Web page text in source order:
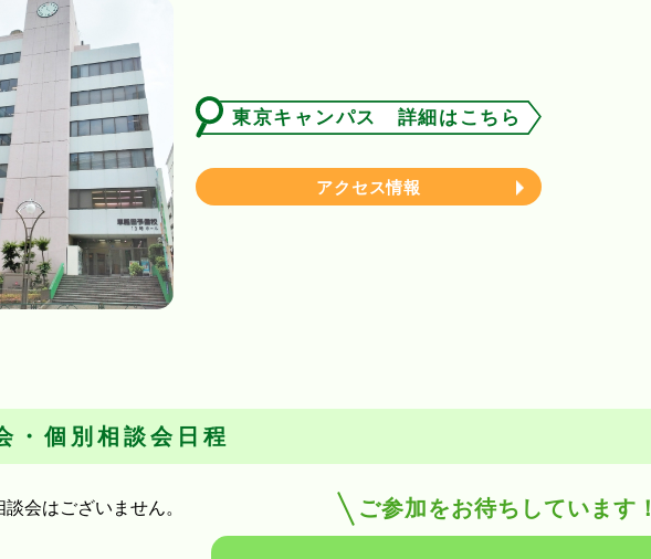
東京キャンパス 詳細はこちら
アクセス情報
・個別相談会日程
会はございません。 ご参加をお待ちしています！